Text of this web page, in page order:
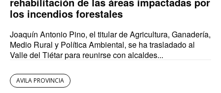
los incendios forestales
Joaquín Antonio Pino, el titular de Agricultura, Ganadería,
Medio Rural y Política Ambiental, se ha trasladado al
Valle del Tiétar para reunirse con alcaldes...
AVILA PROVINCIA